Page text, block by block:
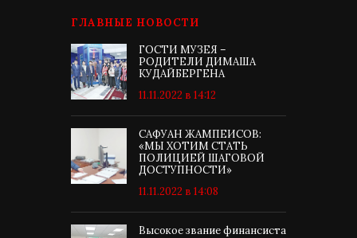
ГЛАВНЫЕ НОВОСТИ
ГОСТИ МУЗЕЯ –
РОДИТЕЛИ ДИМАША
КУДАЙБЕРГЕНА
11.11.2022 в 14:12
САФУАН ЖАМПЕИСОВ:
«МЫ ХОТИМ СТАТЬ
ПОЛИЦИЕЙ ШАГОВОЙ
ДОСТУПНОСТИ»
11.11.2022 в 14:08
Высокое звание финансиста